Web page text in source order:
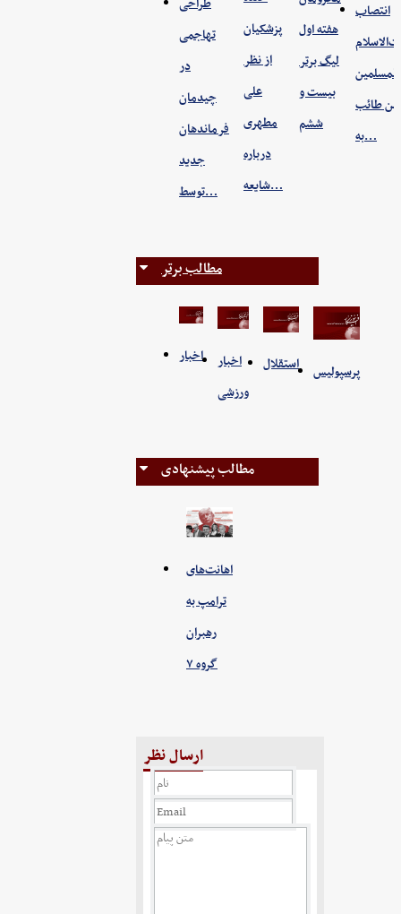
تهاجمی
در
چیدمان
فرماندهان
جدید
توسط…
پزشکیان
از نظر
علی
مطهری
درباره
شایعه…
هفته اول
لیگ برتر
بیست و
ششم
انتصاب
طائب
به…
مطالب برتر
اخبار
اخبار
ورزشی
استقلال پرسپولیس
مطالب پیشنهادی
اهانت‌های
ترامپ به
رهبران
گروه ۷
ارسال نظر